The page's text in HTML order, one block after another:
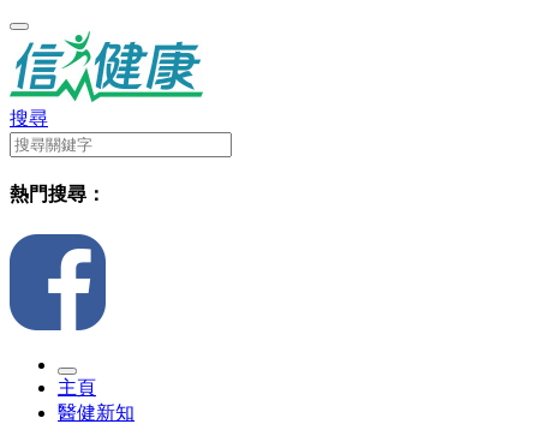
搜尋
熱門搜尋：
主頁
醫健新知